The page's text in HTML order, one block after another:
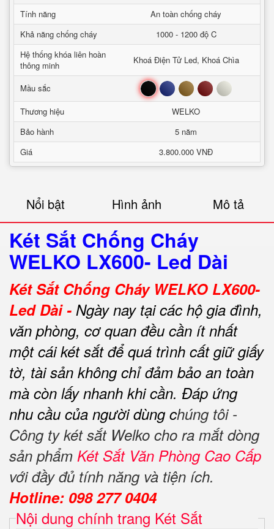
Tính năng
An toàn chống cháy
Khả năng chống cháy
1000 - 1200 độ C
Hệ thống khóa liên hoàn
thông minh
Khoá Điện Tử Led, Khoá Chìa
Mầu sắc Đen Xanh Nâu Đỏ Trắng
Thương hiệu
WELKO
Bảo hành
5 năm
Giá
3.800.000 VNĐ
Nổi bật Hình ảnh Mô tả
Két Sắt Chống Cháy
WELKO LX600- Led Dài
Két Sắt Chống Cháy WELKO LX600-
Led Dài - Ngày nay tại các hộ gia đình,
văn phòng, cơ quan đều cần ít nhất
một cái két sắt để quá trình cất giữ giấy
tờ, tài sản không chỉ đảm bảo an toàn
mà còn lấy nhanh khi cần. Đáp ứng
nhu cầu của người dùng chúng tôi -
Công ty két sắt Welko cho ra mắt dòng
sản phẩm Két Sắt Văn Phòng Cao Cấp
với đầy đủ tính năng và tiện ích.
Hotline: 098 277 0404
Nội dung chính trang Két Sắt